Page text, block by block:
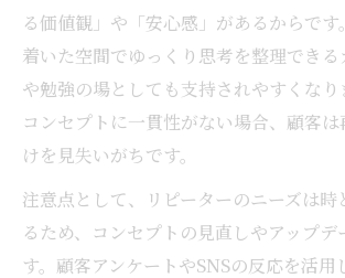
る価値観」や「安心感」があるからです
着いた空間でゆっくり思考を整理でき
や勉強の場としても支持されやすくなり
コンセプトに一貫性がない場合、顧客
けを見失いがちです。
注意点として、リピーターのニーズは時
るため、コンセプトの見直しやアップデ
す。顧客アンケートやSNSの反応を活用